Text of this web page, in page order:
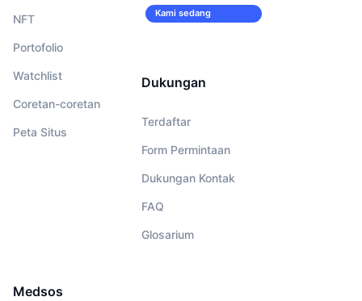
NFT
Portofolio
Watchlist
Coretan-coretan
Peta Situs
Kami sedang
Dukungan
Terdaftar
Form Permintaan
Dukungan Kontak
FAQ
Glosarium
Medsos